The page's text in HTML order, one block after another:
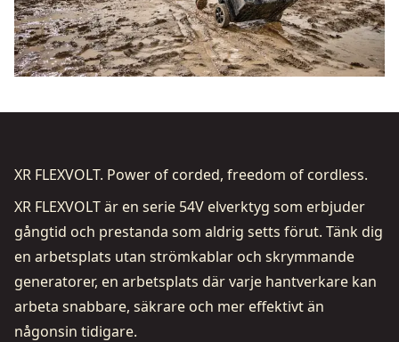
XR FLEXVOLT. Power of corded, freedom of cordless.
XR FLEXVOLT är en serie 54V elverktyg som erbjuder
gångtid och prestanda som aldrig setts förut. Tänk dig
en arbetsplats utan strömkablar och skrymmande
generatorer, en arbetsplats där varje hantverkare kan
arbeta snabbare, säkrare och mer effektivt än
någonsin tidigare.